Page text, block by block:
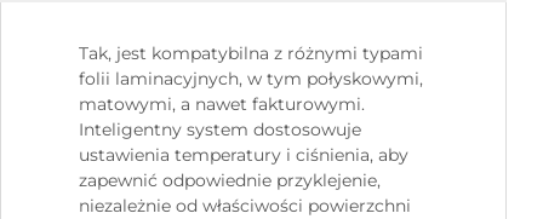
Tak, jest kompatybilna z różnymi typami
folii laminacyjnych, w tym połyskowymi,
matowymi, a nawet fakturowymi.
Inteligentny system dostosowuje
ustawienia temperatury i ciśnienia, aby
zapewnić odpowiednie przyklejenie,
niezależnie od właściwości powierzchni